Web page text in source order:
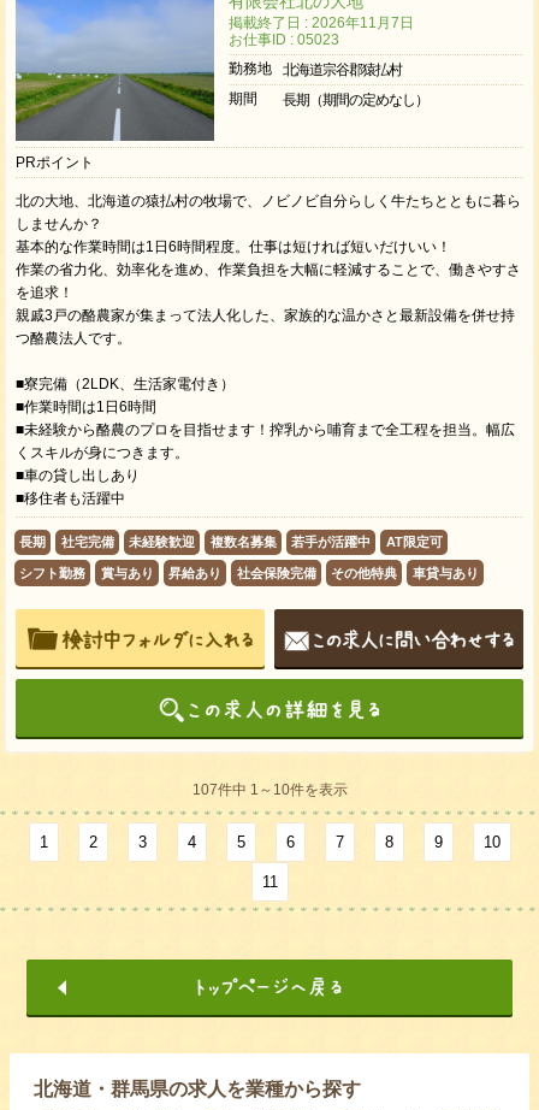
掲載終了日 : 2026年11月7日
お仕事ID : 05023
勤務地
北海道宗谷郡猿払村
期間
長期（期間の定めなし）
PRポイント
北の大地、北海道の猿払村の牧場で、ノビノビ自分らしく牛たちとともに暮ら
しませんか？
基本的な作業時間は1日6時間程度。仕事は短ければ短いだけいい！
作業の省力化、効率化を進め、作業負担を大幅に軽減することで、働きやすさ
を追求！
親戚3戸の酪農家が集まって法人化した、家族的な温かさと最新設備を併せ持
つ酪農法人です。
■寮完備（2LDK、生活家電付き）
■作業時間は1日6時間
■未経験から酪農のプロを目指せます！搾乳から哺育まで全工程を担当。幅広
くスキルが身につきます。
■車の貸し出しあり
■移住者も活躍中
長期 社宅完備 未経験歓迎 複数名募集 若手が活躍中 AT限定可
シフト勤務 賞与あり 昇給あり 社会保険完備 その他特典 車貸与あり
107件中 1～10件を表示
1 2 3 4 5 6 7 8 9 10
11
北海道・群馬県の求人を業種から探す